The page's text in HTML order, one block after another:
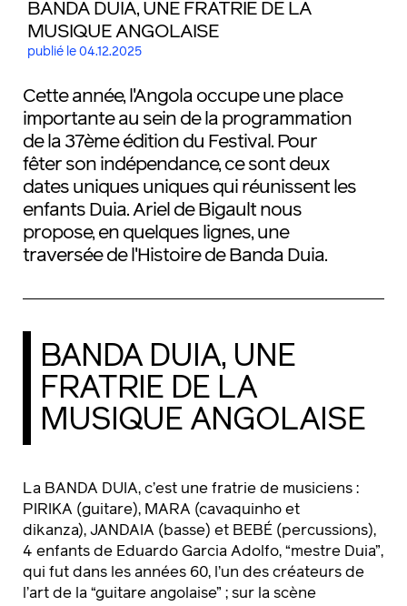
BANDA DUIA, UNE FRATRIE DE LA
MUSIQUE ANGOLAISE
publié le 04.12.2025
Cette année, l'Angola occupe une place
importante au sein de la programmation
de la 37ème édition du Festival. Pour
fêter son indépendance, ce sont deux
dates uniques uniques qui réunissent les
enfants Duia. Ariel de Bigault nous
propose, en quelques lignes, une
traversée de l'Histoire de Banda Duia.
BANDA DUIA, UNE
FRATRIE DE LA
MUSIQUE ANGOLAISE
La BANDA DUIA, c’est une fratrie de musiciens :
PIRIKA (guitare), MARA (cavaquinho et
dikanza), JANDAIA (basse) et BEBÉ (percussions),
4 enfants de Eduardo Garcia Adolfo, “mestre Duia”,
qui fut dans les années 60, l’un des créateurs de
l’art de la “guitare angolaise” ; sur la scène